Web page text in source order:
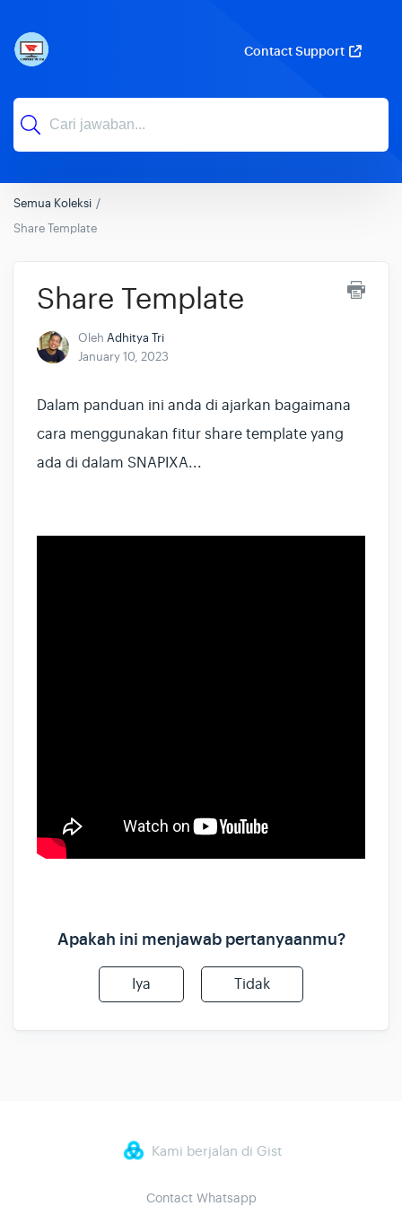
Contact Support
Semua Koleksi
Share Template
Share Template
Oleh Adhitya Tri
January 10, 2023
Dalam panduan ini anda di ajarkan bagaimana
cara menggunakan fitur share template yang
ada di dalam SNAPIXA...
Apakah ini menjawab pertanyaanmu?
Iya Tidak
Kami berjalan di Gist
Contact Whatsapp